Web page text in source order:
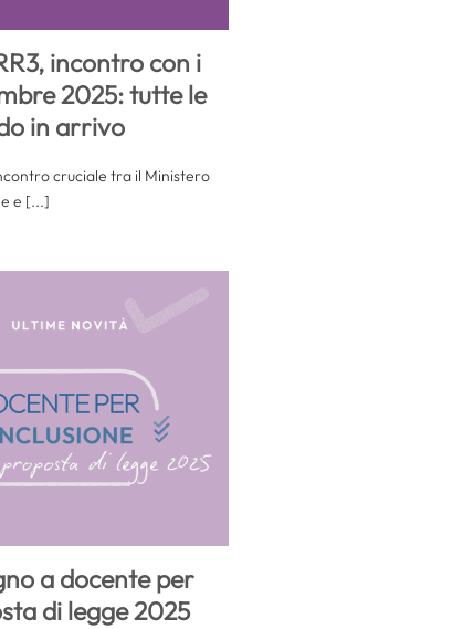
incontro con i
2025: tutte le
in arrivo
cruciale tra il Ministero
e [...]
a docente per
di legge 2025